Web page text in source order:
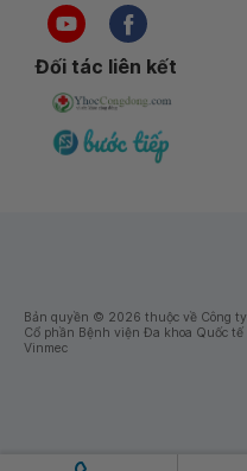
Đối tác liên kết
Bản quyền © 2026 thuộc về Công ty
Cổ phần Bệnh viện Đa khoa Quốc tế
Vinmec